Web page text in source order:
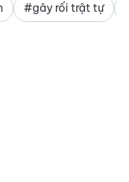
#gây rối trật tự